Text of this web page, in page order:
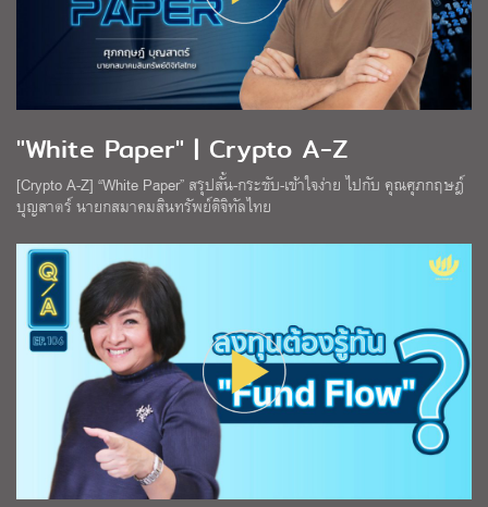
"White Paper" | Crypto A-Z
[Crypto A-Z] “White Paper” สรุปสั้น-กระชับ-เข้าใจง่าย ไปกับ คุณศุภกฤษฎ์
บุญสาตร์ นายกสมาคมสินทรัพย์ดิจิทัลไทย